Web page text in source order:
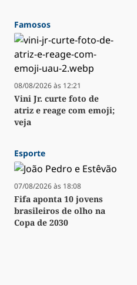
Famosos
08/08/2026 às 12:21
Vini Jr. curte foto de
atriz e reage com emoji;
veja
Esporte
07/08/2026 às 18:08
Fifa aponta 10 jovens
brasileiros de olho na
Copa de 2030